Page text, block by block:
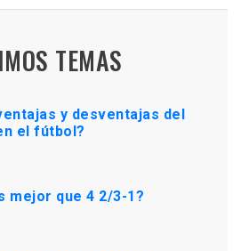
TEMAS
y desventajas del
el fútbol?
mejor que 4 2/3-1?